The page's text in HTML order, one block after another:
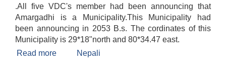
.All five VDC's member had been announcing that
Amargadhi is a Municipality.This Municipality had
been announcing in 2053 B.s. The cordinates of this
Municipality is 29*18"north and 80*34.47 east.
Read more about Welcome
Nepali